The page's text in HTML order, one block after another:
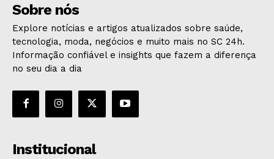
Sobre nós
Explore notícias e artigos atualizados sobre saúde,
tecnologia, moda, negócios e muito mais no SC 24h.
Informação confiável e insights que fazem a diferença
no seu dia a dia
Institucional